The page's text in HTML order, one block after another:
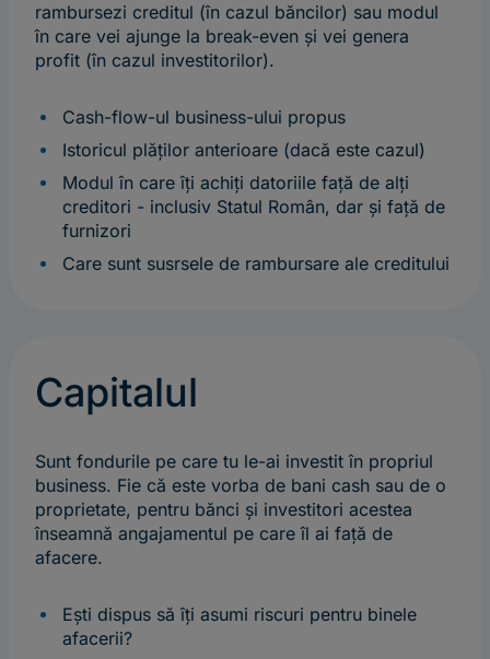
rambursezi creditul (în cazul băncilor) sau modul
în care vei ajunge la break-even și vei genera
profit (în cazul investitorilor).
Cash-flow-ul business-ului propus
Istoricul plăților anterioare (dacă este cazul)
Modul în care îți achiți datoriile față de alți
creditori - inclusiv Statul Român, dar și față de
furnizori
Care sunt susrsele de rambursare ale creditului
Capitalul
Sunt fondurile pe care tu le-ai investit în propriul
business. Fie că este vorba de bani cash sau de o
proprietate, pentru bănci și investitori acestea
înseamnă angajamentul pe care îl ai față de
afacere.
Ești dispus să îți asumi riscuri pentru binele
afacerii?